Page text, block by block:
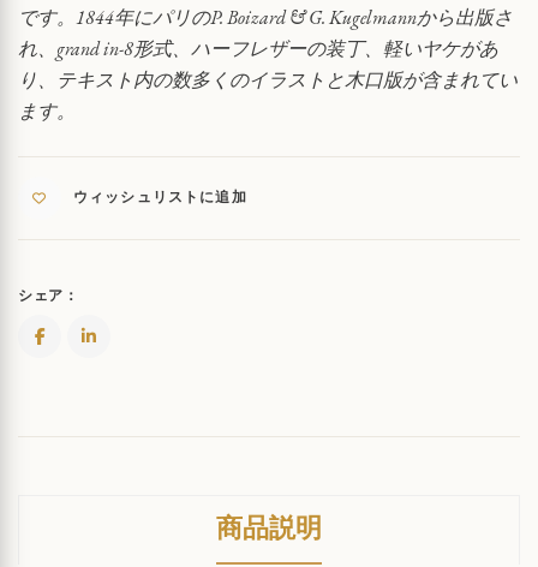
です。1844年にパリのP. Boizard & G. Kugelmannから出版さ
れ、grand in-8形式、ハーフレザーの装丁、軽いヤケがあ
り、テキスト内の数多くのイラストと木口版が含まれてい
ます。
ウィッシュリストに追加
シェア：
商品説明